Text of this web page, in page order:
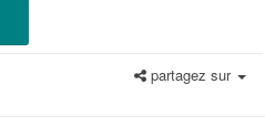
partagez sur